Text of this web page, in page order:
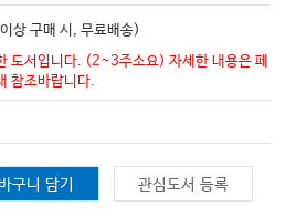
상 구매 시, 무료배송)
도서입니다. (2~3주소요) 자세한 내용은 페
참조바랍니다.
구니 담기 관심도서 등록